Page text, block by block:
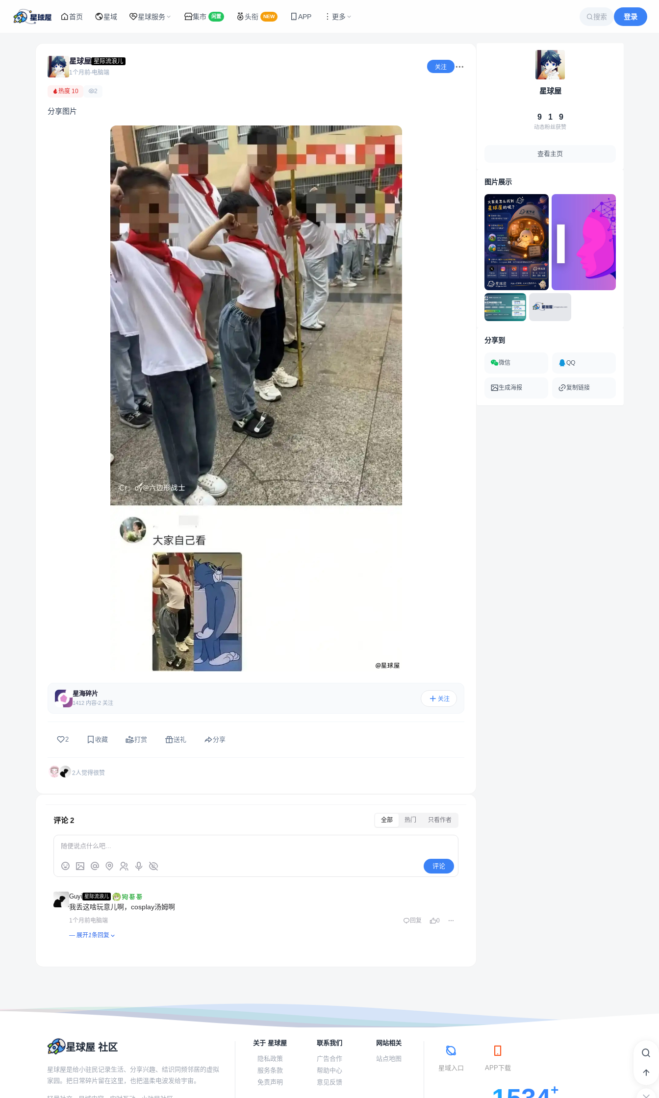
首页 星域 星球服务 集市 闲置 头衔 NEW APP 更多 搜索 登录
星球屋 星际流浪儿
1个月前 电脑端
关注
热度 10 2
分享图片
星海碎片
1412 内容 2 关注
关注
2 收藏 打赏 送礼 分享
2人觉得很赞
评论2 全部 热门 只看作者
评论
Guyi 星际流浪儿
我丢这啥玩意儿啊，cosplay汤姆啊
1个月前电脑端 回复 0
— 展开1条回复
星球屋
9
动态
1
粉丝
9
获赞
查看主页
图片展示
分享到
微信 QQ
生成海报 复制链接
星球屋 社区
星球屋是给小驻民记录生活、分享兴趣、结识同频邻居的虚拟
家园。把日常碎片留在这里，也把温柔电波发给宇宙。
关于 星球屋
隐私政策
服务条款
免责声明
联系我们
广告合作
帮助中心
意见反馈
网站相关
站点地图
星域入口
APP下载